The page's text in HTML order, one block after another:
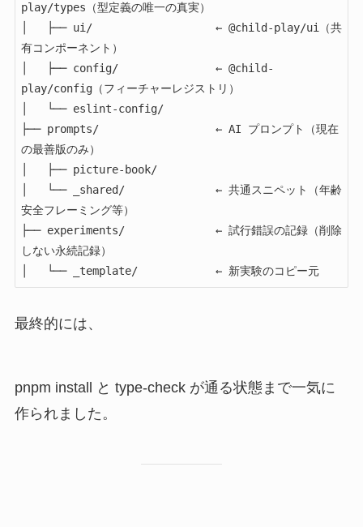
play/types（型定義の唯一の真実）
│   ├── ui/                   ← @child-play/ui（共
有コンポーネント）
│   ├── config/               ← @child-
play/config（フィーチャーレジストリ）
│   └── eslint-config/
├── prompts/                  ← AI プロンプト（現在
の最善版のみ）
│   ├── picture-book/
│   └── _shared/              ← 共通スニペット（年齢
安全フレーミング等）
├── experiments/              ← 試行錯誤の記録（削除
しない永続記録）
│   └── _template/            ← 新実験のコピー元
最終的には、
pnpm install と type-check が通る状態まで一気に
作られました。